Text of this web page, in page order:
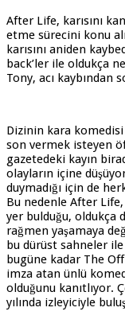
After Life, karısını
etme sürecini konu
karısını aniden
back’ler ile oldukça
Tony, acı kaybından
Dizinin kara komedisi
son vermek isteyen
gazetedeki kayın
olayların içine
duymadığı için de
Bu nedenle After
yer bulduğu, oldukça
rağmen yaşamaya
bu dürüst sahneler
bugüne kadar The
imza atan ünlü
olduğunu kanıtlıyor.
yılında izleyiciyle